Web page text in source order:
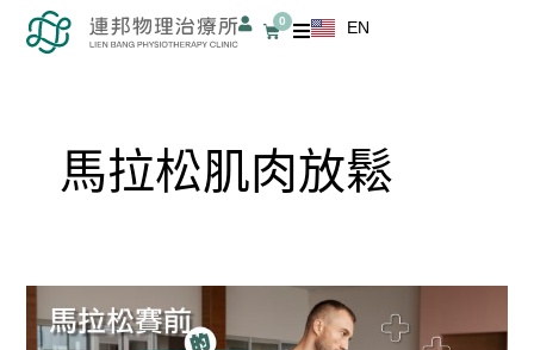
0
購
EN
馬拉松肌肉放鬆
拉